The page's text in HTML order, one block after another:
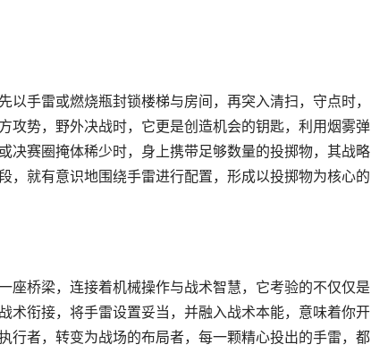
手雷或燃烧瓶封锁楼梯与房间，再突入清扫，守点时，
攻势，野外决战时，它更是创造机会的钥匙，利用烟雾弹
决赛圈掩体稀少时，身上携带足够数量的投掷物，其战略
，就有意识地围绕手雷进行配置，形成以投掷物为核心的
座桥梁，连接着机械操作与战术智慧，它考验的不仅仅是
术衔接，将手雷设置妥当，并融入战术本能，意味着你开
行者，转变为战场的布局者，每一颗精心投出的手雷，都